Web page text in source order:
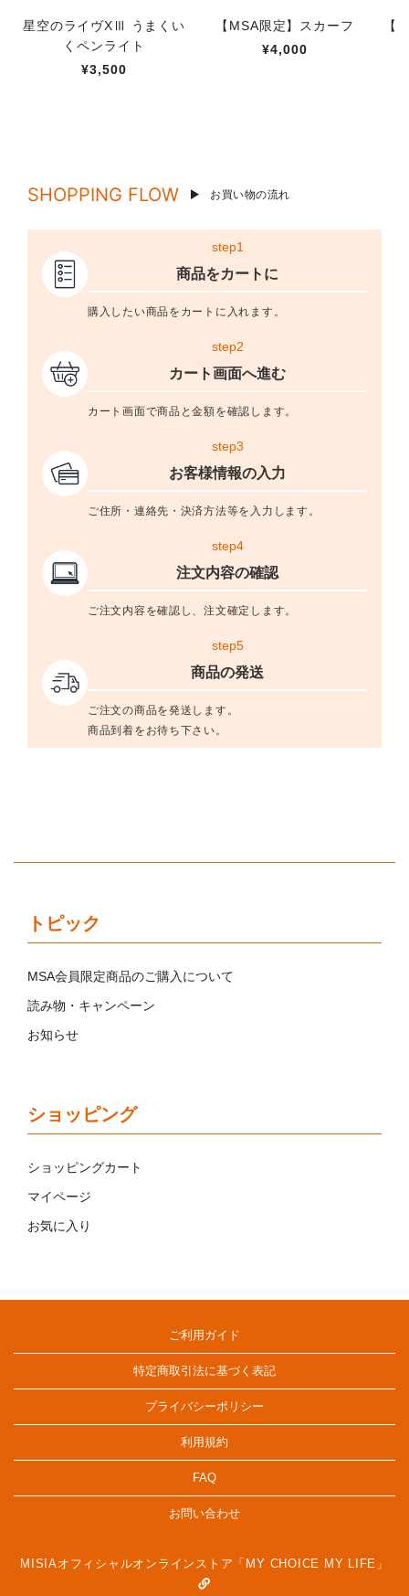
星空のライヴXⅢ うまくい
くペンライト
¥3,500
【MSA限定】スカーフ
¥4,000
【
SHOPPING FLOW お買い物の流れ
step1
商品をカートに
購入したい商品をカートに入れます。
step2
カート画面へ進む
カート画面で商品と金額を確認します。
step3
お客様情報の入力
ご住所・連絡先・決済方法等を入力します。
step4
注文内容の確認
ご注文内容を確認し、注文確定します。
step5
商品の発送
ご注文の商品を発送します。
商品到着をお待ち下さい。
トピック
MSA会員限定商品のご購入について
読み物・キャンペーン
お知らせ
ショッピング
ショッピングカート
マイページ
お気に入り
ご利用ガイド
特定商取引法に基づく表記
プライバシーポリシー
利用規約
FAQ
お問い合わせ
MISIAオフィシャルオンラインストア「MY CHOICE MY LIFE」